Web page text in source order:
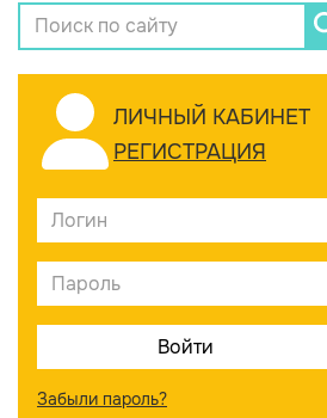
ЛИЧНЫЙ КАБИНЕТ
РЕГИСТРАЦИЯ
Забыли пароль?